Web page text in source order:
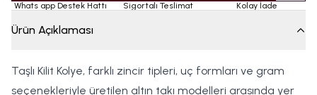
Whats app Destek Hattı Sigortalı Teslimat Kolay İade
Ürün Açıklaması
Taşlı Kilit Kolye, farklı zincir tipleri, uç formları ve gram
seçenekleriyle üretilen altın takı modelleri arasında yer